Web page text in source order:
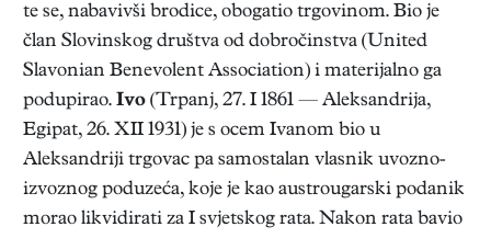
te se, nabavivši brodice, obogatio trgovinom. Bio je
član Slovinskog društva od dobročinstva (United
Slavonian Benevolent Association) i materijalno ga
podupirao. Ivo (Trpanj, 27. I 1861 — Aleksandrija,
Egipat, 26. XII 1931) je s ocem Ivanom bio u
Aleksandriji trgovac pa samostalan vlasnik uvozno-
izvoznog poduzeća, koje je kao austrougarski podanik
morao likvidirati za I svjetskog rata. Nakon rata bavio